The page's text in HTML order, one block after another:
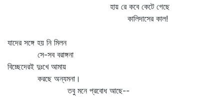
হায় রে কবে কেটে গেছে
কালিদাসের কাল!
যাদের সঙ্গে হয় নি মিলন
সে-সব বরাঙ্গনা
বিচ্ছেদেরই দুঃখে আমায়
করছে অন্যমনা।
তবু মনে প্রবোধ আছে--